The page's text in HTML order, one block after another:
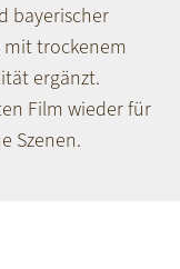
bayerischer
trockenem
ergänzt.
Film wieder für
Szenen.